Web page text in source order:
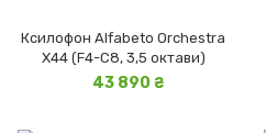
Ксилофон Alfabeto Orchestra
X44 (F4-C8, 3,5 октави)
43 890 ₴